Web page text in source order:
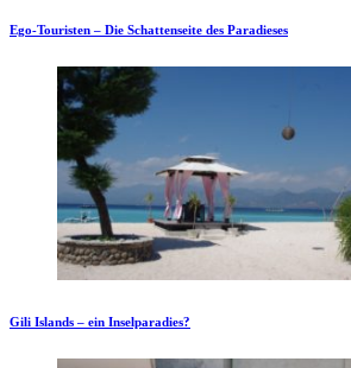
Ego-Touristen – Die Schattenseite des Paradieses
Gili Islands – ein Inselparadies?